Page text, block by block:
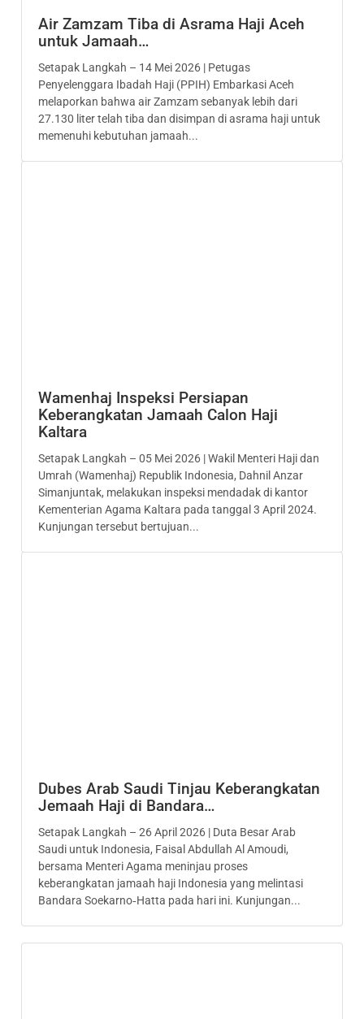
Air Zamzam Tiba di Asrama Haji Aceh
untuk Jamaah…
Setapak Langkah – 14 Mei 2026 | Petugas
Penyelenggara Ibadah Haji (PPIH) Embarkasi Aceh
melaporkan bahwa air Zamzam sebanyak lebih dari
27.130 liter telah tiba dan disimpan di asrama haji untuk
memenuhi kebutuhan jamaah...
Wamenhaj Inspeksi Persiapan
Keberangkatan Jamaah Calon Haji
Kaltara
Setapak Langkah – 05 Mei 2026 | Wakil Menteri Haji dan
Umrah (Wamenhaj) Republik Indonesia, Dahnil Anzar
Simanjuntak, melakukan inspeksi mendadak di kantor
Kementerian Agama Kaltara pada tanggal 3 April 2024.
Kunjungan tersebut bertujuan...
Dubes Arab Saudi Tinjau Keberangkatan
Jemaah Haji di Bandara…
Setapak Langkah – 26 April 2026 | Duta Besar Arab
Saudi untuk Indonesia, Faisal Abdullah Al Amoudi,
bersama Menteri Agama meninjau proses
keberangkatan jamaah haji Indonesia yang melintasi
Bandara Soekarno‑Hatta pada hari ini. Kunjungan...